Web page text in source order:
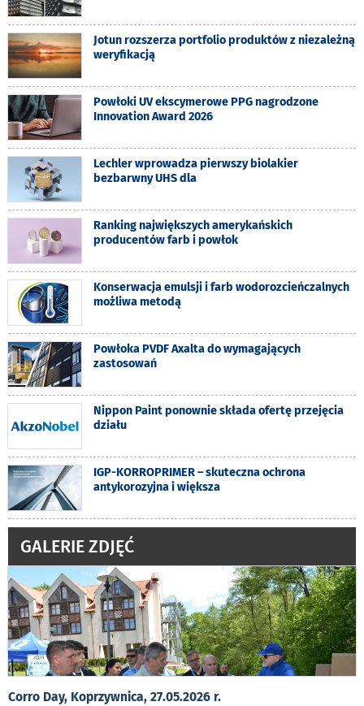
Jotun rozszerza portfolio produktów z niezależną
weryfikacją
Powłoki UV ekscymerowe PPG nagrodzone
Innovation Award 2026
Lechler wprowadza pierwszy biolakier
bezbarwny UHS dla
Ranking największych amerykańskich
producentów farb i powłok
Konserwacja emulsji i farb wodorozcieńczalnych
możliwa metodą
Powłoka PVDF Axalta do wymagających
zastosowań
Nippon Paint ponownie składa ofertę przejęcia
działu
IGP-KORROPRIMER – skuteczna ochrona
antykorozyjna i większa
GALERIE ZDJĘĆ
Corro Day, Koprzywnica, 27.05.2026 r.